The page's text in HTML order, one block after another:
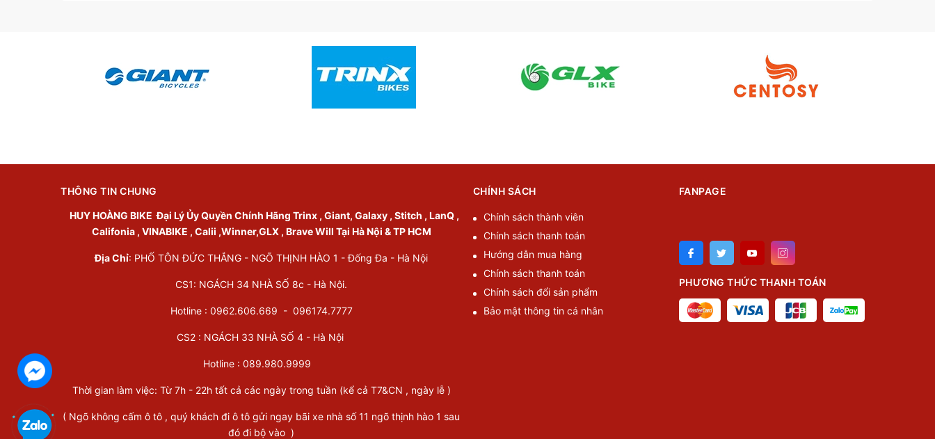
THÔNG TIN CHUNG
HUY HOÀNG BIKE Đại Lý Ủy Quyền Chính Hãng Trinx , Giant, Galaxy , Stitch , LanQ ,
Califonia , VINABIKE , Calii ,Winner,GLX , Brave Will Tại Hà Nội & TP HCM
Địa Chỉ: PHỐ TÔN ĐỨC THẮNG - NGÕ THỊNH HÀO 1 - Đống Đa - Hà Nội
CS1: NGÁCH 34 NHÀ SỐ 8c - Hà Nội.
Hotline : 0962.606.669 - 096174.7777
CS2 : NGÁCH 33 NHÀ SỐ 4 - Hà Nội
Hotline :089.980.9999
Thời gian làm việc: Từ 7h - 22h tất cả các ngày trong tuần (kể cả T7&CN , ngày lễ )
( Ngõ không cấm ô tô , quý khách đi ô tô gửi ngay bãi xe nhà số 11 ngõ thịnh hào 1 sau
đó đi bộ vào )
CHÍNH SÁCH
Chính sách thành viên
Chính sách thanh toán
Hướng dẫn mua hàng
Chính sách thanh toán
Chính sách đổi sản phẩm
Bảo mật thông tin cá nhân
FANPAGE
PHƯƠNG THỨC THANH TOÁN